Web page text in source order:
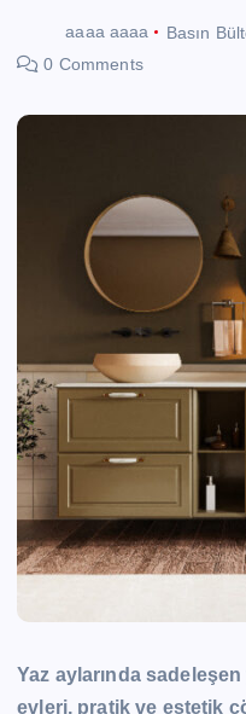
aaaa aaaa Basın
0 Comments
Yaz aylarında
evleri, pratik ve estetik